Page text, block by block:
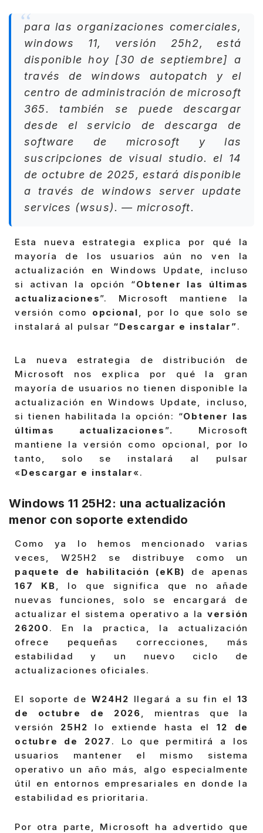
para las organizaciones comerciales,
windows 11, versión 25h2, está
disponible hoy [30 de septiembre] a
través de windows autopatch y el
centro de administración de microsoft
365. también se puede descargar
desde el servicio de descarga de
software de microsoft y las
suscripciones de visual studio. el 14
de octubre de 2025, estará disponible
a través de windows server update
services (wsus). — microsoft.
Esta nueva estrategia explica por qué la
mayoría de los usuarios aún no ven la
actualización en Windows Update, incluso
si activan la opción “Obtener las últimas
actualizaciones”. Microsoft mantiene la
versión como opcional , por lo que solo se
instalará al pulsar “Descargar e instalar”.
La nueva estrategia de distribución de
Microsoft nos explica por qué la gran
mayoría de usuarios no tienen disponible la
actualización en Windows Update, incluso,
si tienen habilitada la opción: “Obtener las
últimas actualizaciones ”. Microsoft
mantiene la versión como opcional, por lo
tanto, solo se instalará al pulsar
«Descargar e instalar «.
Windows 11 25H2: una actualización
menor con soporte extendido
Como ya lo hemos mencionado varias
veces, W25H2 se distribuye como un
paquete de habilitación (eKB)
de apenas
167 KB, lo que significa que no añade
nuevas funciones, solo se encargará de
actualizar el sistema operativo a la versión
26200 . En la practica, la actualización
ofrece pequeñas correcciones, más
estabilidad y un nuevo ciclo de
actualizaciones oficiales.
El soporte de W24H2 llegará a su fin el 13
de octubre de 2026, mientras que la
versión
25H2 lo extiende hasta el 12 de
octubre de 2027 . Lo que permitirá a los
usuarios mantener el mismo sistema
operativo un año más, algo especialmente
útil en entornos empresariales en donde la
estabilidad es prioritaria.
Por otra parte, Microsoft ha advertido que